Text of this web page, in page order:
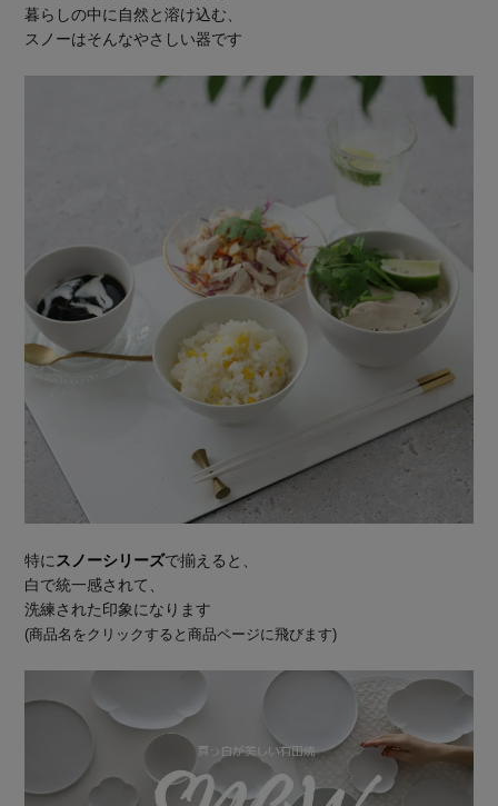
暮らしの中に自然と溶け込む、
スノーはそんなやさしい器です
特に スノーシリーズで揃えると、
白で統一感されて、
洗練された印象になります
(商品名をクリックすると商品ページに飛びます)